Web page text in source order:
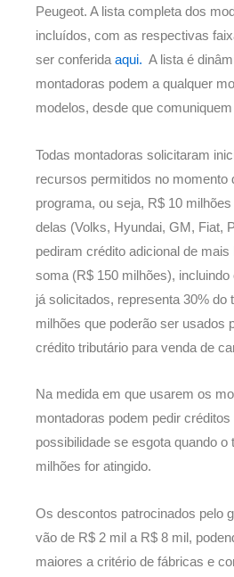
Peugeot. A lista completa dos
incluídos, com as respectivas
ser conferida aqui. A lista é
montadoras podem a qualquer
modelos, desde que
Todas montadoras solicitaram
recursos permitidos no momento
programa, ou seja, R$ 10
delas (Volks, Hyundai, GM, Fiat,
pediram crédito adicional de mais
soma (R$ 150 milhões),
já solicitados, representa 30% do
milhões que poderão ser usados
crédito tributário para venda de
Na medida em que usarem os
montadoras podem pedir
possibilidade se esgota quando o
milhões for atingido.
Os descontos patrocinados pelo
vão de R$ 2 mil a R$ 8 mil,
maiores a critério de fábricas e